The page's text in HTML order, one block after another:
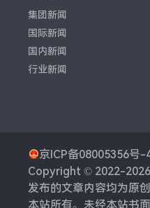
集团新闻
国际新闻
国内新闻
行业新闻
京ICP备08005356号-
Copyright © 2022-
发布的文章内容均为原
本站所有。未经本站书